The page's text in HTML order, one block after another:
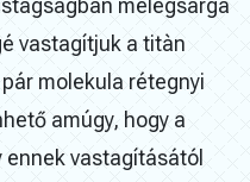
melegsárga
vastagítjuk a titàn
molekula rétegnyi
amúgy, hogy a
vastagításától